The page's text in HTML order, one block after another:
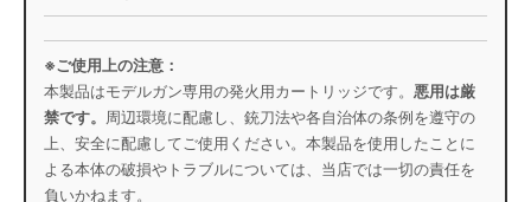
※ご使用上の注意：
本製品はモデルガン専用の発火用カートリッジです。 悪用は厳
禁です。
周辺環境に配慮し、銃刀法や各自治体の条例を遵守の
上、安全に配慮してご使用ください。本製品を使用したことに
よる本体の破損やトラブルについては、当店では一切の責任を
負いかねます。